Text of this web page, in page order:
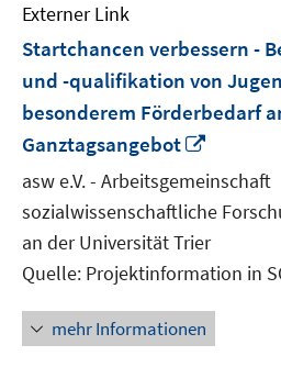
Externer Link
Startchancen verbessern -
und -qualifikation von
besonderem Förderbedarf
Ganztagsangebot
neuem
Fenster
öffnen
asw e.V. - Arbeitsgemeinschaft
sozialwissenschaftliche
an der Universität Trier
Quelle: Projektinformation in
mehr Informationen